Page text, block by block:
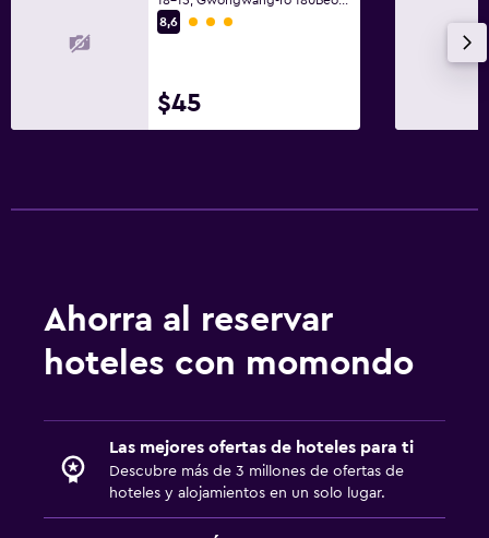
8,6
Categoría 3
$45
Ahorra al reservar
hoteles con momondo
Las mejores ofertas de hoteles para ti
Descubre más de 3 millones de ofertas de
hoteles y alojamientos en un solo lugar.